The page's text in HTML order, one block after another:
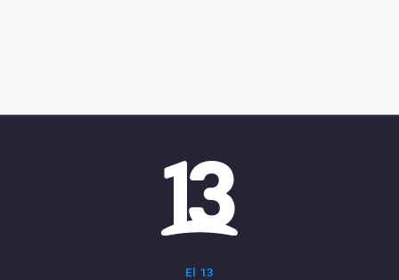
El 13